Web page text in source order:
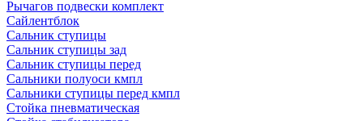
Рычагов подвески комплект
Сайлентблок
Сальник ступицы
Сальник ступицы зад
Сальник ступицы перед
Сальники полуоси кмпл
Сальники ступицы перед кмпл
Стойка пневматическая